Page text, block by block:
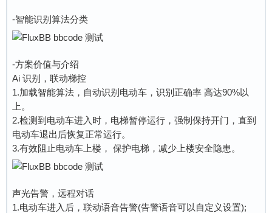
-智能识别算法分类
-方案价值与介绍
Ai 识别，联动梯控
1.加载智能算法，自动识别电动车，识别正确率 高达90%以
上。
2.检测到电动车进入时，电梯暂停运行，强制保持开门，直到
电动车退出后恢复正常运行。
3.有效阻止电动车上楼， 保护电梯，减少上楼安全隐患。
声光告警，远程对话
1.电动车进入后，联动语音告警(告警语音可以自定义设置);